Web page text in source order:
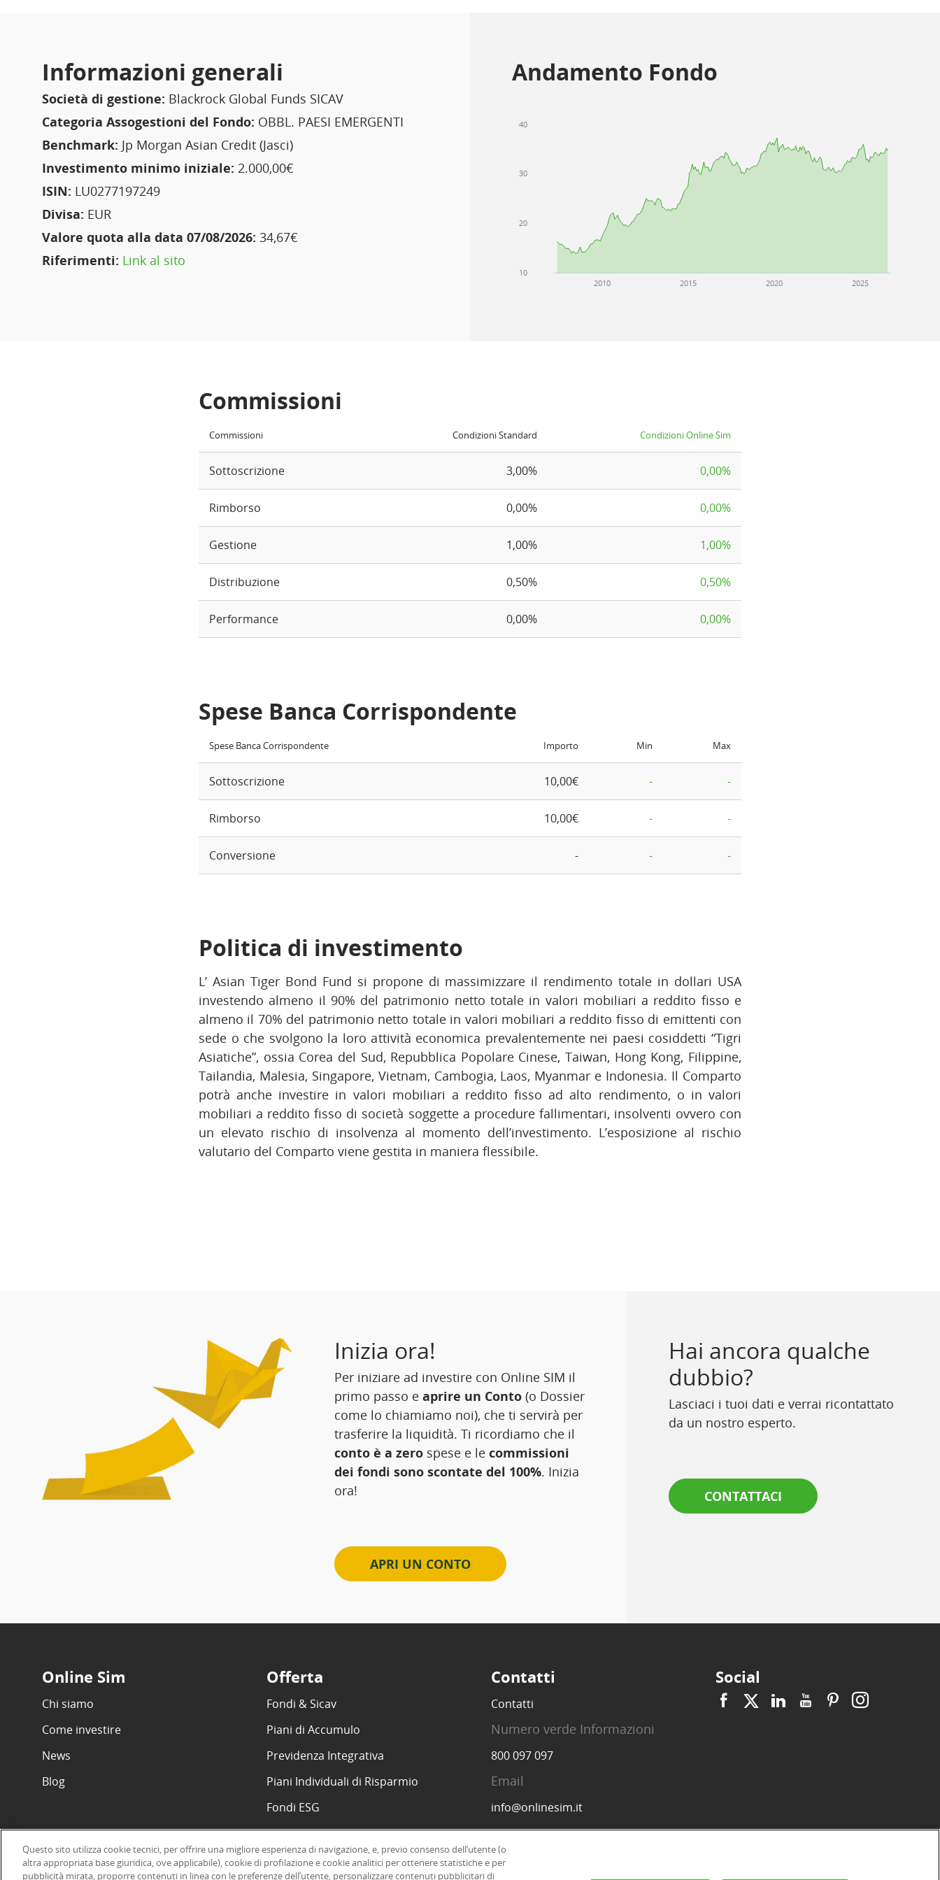
Informazioni generali
Società di gestione: Blackrock Global Funds SICAV
Categoria Assogestioni del Fondo: OBBL. PAESI EMERGENTI
Benchmark: Jp Morgan Asian Credit (Jasci)
Investimento minimo iniziale: 2.000,00€
ISIN: LU0277197249
Divisa: EUR
Valore quota alla data 07/08/2026: 34,67€
Riferimenti: Link al sito
Andamento Fondo
2010 2015 2020 2025
10
20
30
40
Commissioni
Commissioni Condizioni Standard Condizioni Online Sim
Sottoscrizione 3,00% 0,00%
Rimborso 0,00% 0,00%
Gestione 1,00% 1,00%
Distribuzione 0,50% 0,50%
Performance 0,00% 0,00%
Spese Banca Corrispondente
Spese Banca Corrispondente Importo Min Max
Sottoscrizione 10,00€ - -
Rimborso 10,00€ - -
Conversione - - -
Politica di investimento
L’ Asian Tiger Bond Fund si propone di massimizzare il rendimento totale in dollari USA
investendo almeno il 90% del patrimonio netto totale in valori mobiliari a reddito fisso e
almeno il 70% del patrimonio netto totale in valori mobiliari a reddito fisso di emittenti con
sede o che svolgono la loro attività economica prevalentemente nei paesi cosiddetti “Tigri
Asiatiche”, ossia Corea del Sud, Repubblica Popolare Cinese, Taiwan, Hong Kong, Filippine,
Tailandia, Malesia, Singapore, Vietnam, Cambogia, Laos, Myanmar e Indonesia. Il Comparto
potrà anche investire in valori mobiliari a reddito fisso ad alto rendimento, o in valori
mobiliari a reddito fisso di società soggette a procedure fallimentari, insolventi ovvero con
un elevato rischio di insolvenza al momento dell’investimento. L’esposizione al rischio
valutario del Comparto viene gestita in maniera flessibile.
Inizia ora!
Per iniziare ad investire con Online SIM il
primo passo e aprire un Conto (o Dossier
come lo chiamiamo noi), che ti servirà per
trasferire la liquidità. Ti ricordiamo che il
conto è a zero spese e le commissioni
dei fondi sono scontate del 100%. Inizia
ora!
APRI UN CONTO
Hai ancora qualche
dubbio?
Lasciaci i tuoi dati e verrai ricontattato
da un nostro esperto.
CONTATTACI
Online Sim
Chi siamo
Come investire
News
Blog
Offerta
Fondi & Sicav
Piani di Accumulo
Previdenza Integrativa
Piani Individuali di Risparmio
Fondi ESG
Contatti
Contatti
Numero verde Informazioni
800 097 097
Email
info@onlinesim.it
Social
Informazioni legali | | | | |
Questo sito utilizza cookie tecnici, per offrire una migliore esperienza di navigazione, e, previo consenso dell’utente (o
altra appropriata base giuridica, ove applicabile), cookie di profilazione e cookie analitici per ottenere statistiche e per
pubblicità mirata, proporre contenuti in linea con le preferenze dell’utente, personalizzare contenuti pubblicitari di